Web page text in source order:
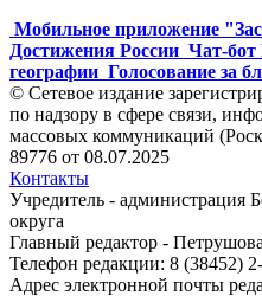
Мобильное приложение
Достижения России Чат-
географии Голосование за
© Сетевое издание
по надзору в сфере связи,
массовых коммуникаций
89776 от 08.07.2025
Контакты
Учредитель - администрация
округа
Главный редактор -
Телефон редакции: 8 (38452)
Адрес электронной почты